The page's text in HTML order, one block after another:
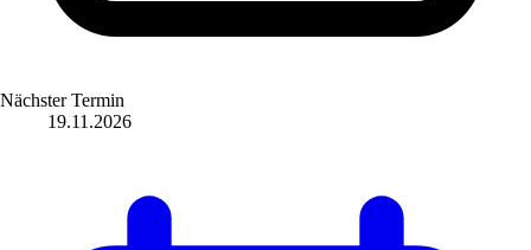
Nächster Termin
19.11.2026